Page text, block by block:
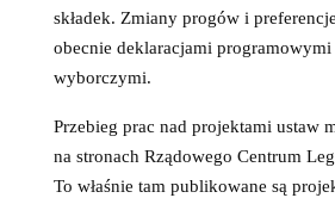
składek. Zmiany progów i
obecnie deklaracjami
wyborczymi.
Przebieg prac nad projektami ustaw
na stronach Rządowego Centrum
To właśnie tam publikowane są